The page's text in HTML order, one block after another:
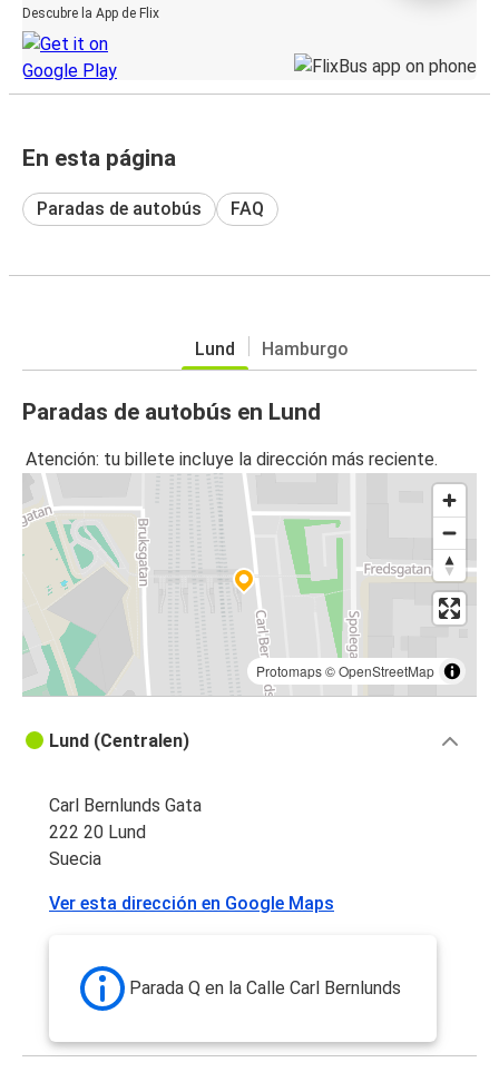
Descubre la App de Flix
En esta página
Paradas de autobús FAQ
Lund Hamburgo
Paradas de autobús en Lund
Atención: tu billete incluye la dirección más reciente.
Protomaps©OpenStreetMap
Lund (Centralen)
Carl Bernlunds Gata
222 20 Lund
Suecia
Ver esta dirección en Google Maps
Parada Q en la Calle Carl Bernlunds